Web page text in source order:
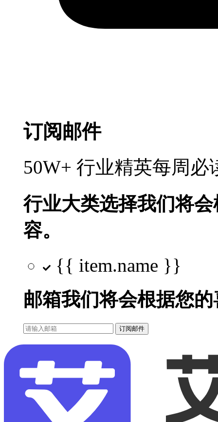
订阅邮件
50W+ 行业精英每周
行业大类选择我们将
容。
{{ item.name }}
邮箱我们将会根据您
订阅邮件